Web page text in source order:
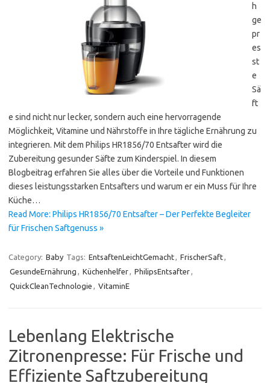
h
ge
pr
es
st
e
Sä
ft
e sind nicht nur lecker, sondern auch eine hervorragende
Möglichkeit, Vitamine und Nährstoffe in Ihre tägliche Ernährung zu
integrieren. Mit dem Philips HR1856/70 Entsafter wird die
Zubereitung gesunder Säfte zum Kinderspiel. In diesem
Blogbeitrag erfahren Sie alles über die Vorteile und Funktionen
dieses leistungsstarken Entsafters und warum er ein Muss für Ihre
Küche…
Read More: Philips HR1856/70 Entsafter – Der Perfekte Begleiter
für Frischen Saftgenuss »
Category: Baby Tags: EntsaftenLeichtGemacht, FrischerSaft,
GesundeErnährung , Küchenhelfer, PhilipsEntsafter,
QuickCleanTechnologie , VitaminE
Lebenlang Elektrische
Zitronenpresse: Für Frische und
Effiziente Saftzubereitung